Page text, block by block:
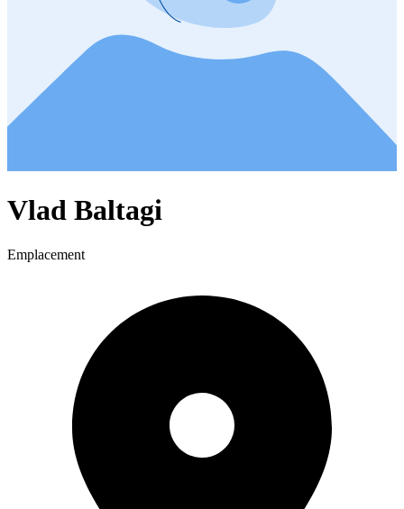
Vlad Baltagi
Emplacement